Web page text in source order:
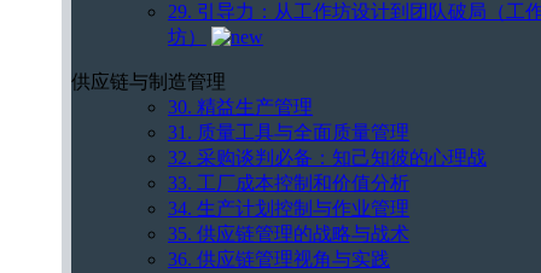
29. 引导力：从工作坊设计到团队破局（工
坊）
供应链与制造管理
30. 精益生产管理
31. 质量工具与全面质量管理
32. 采购谈判必备：知己知彼的心理战
33. 工厂成本控制和价值分析
34. 生产计划控制与作业管理
35. 供应链管理的战略与战术
36. 供应链管理视角与实践